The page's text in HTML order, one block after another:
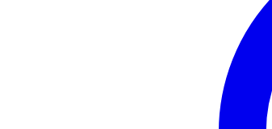
driedelige
inclusief
1x